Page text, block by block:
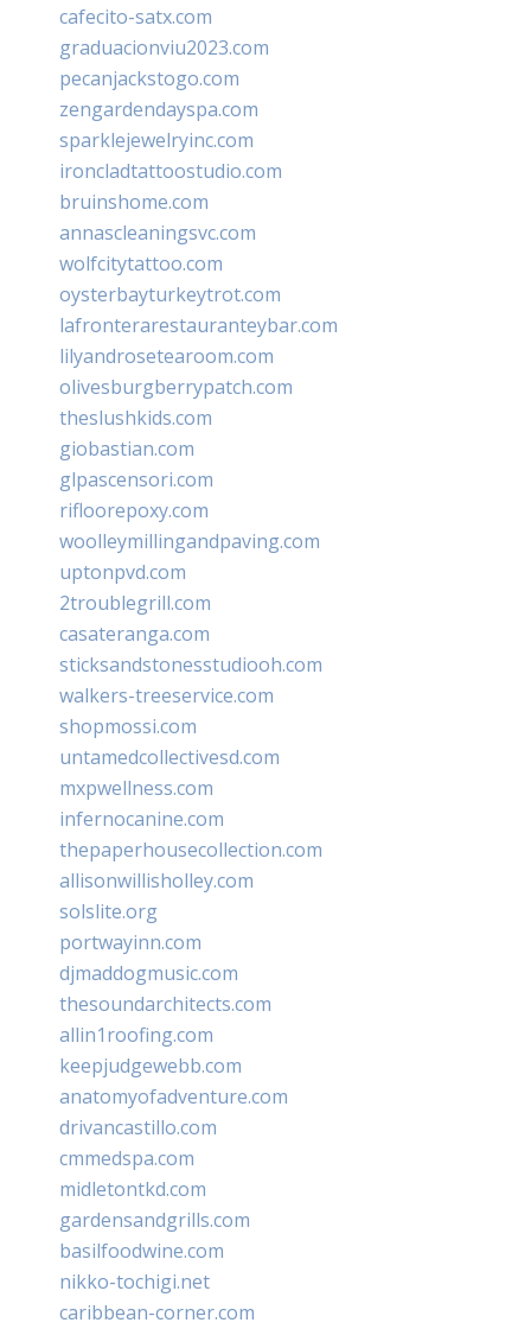
cafecito-satx.com
graduacionviu2023.com
pecanjackstogo.com
zengardendayspa.com
sparklejewelryinc.com
ironcladtattoostudio.com
bruinshome.com
annascleaningsvc.com
wolfcitytattoo.com
oysterbayturkeytrot.com
lafronterarestauranteybar.com
lilyandrosetearoom.com
olivesburgberrypatch.com
theslushkids.com
giobastian.com
glpascensori.com
rifloorepoxy.com
woolleymillingandpaving.com
uptonpvd.com
2troublegrill.com
casateranga.com
sticksandstonesstudiooh.com
walkers-treeservice.com
shopmossi.com
untamedcollectivesd.com
mxpwellness.com
infernocanine.com
thepaperhousecollection.com
allisonwillisholley.com
solslite.org
portwayinn.com
djmaddogmusic.com
thesoundarchitects.com
allin1roofing.com
keepjudgewebb.com
anatomyofadventure.com
drivancastillo.com
cmmedspa.com
midletontkd.com
gardensandgrills.com
basilfoodwine.com
nikko-tochigi.net
caribbean-corner.com